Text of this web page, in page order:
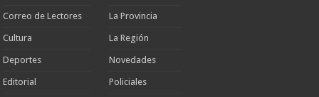
Correo de Lectores
Cultura
Deportes
Editorial
La Provincia
La Región
Novedades
Policiales